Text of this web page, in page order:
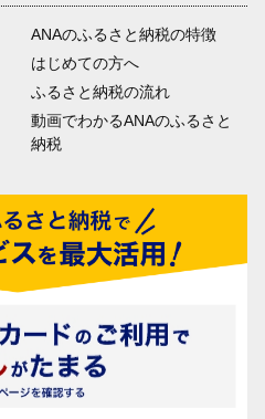
ANAのふるさと納税の特徴
はじめての方へ
ふるさと納税の流れ
動画でわかるANAのふるさと
納税